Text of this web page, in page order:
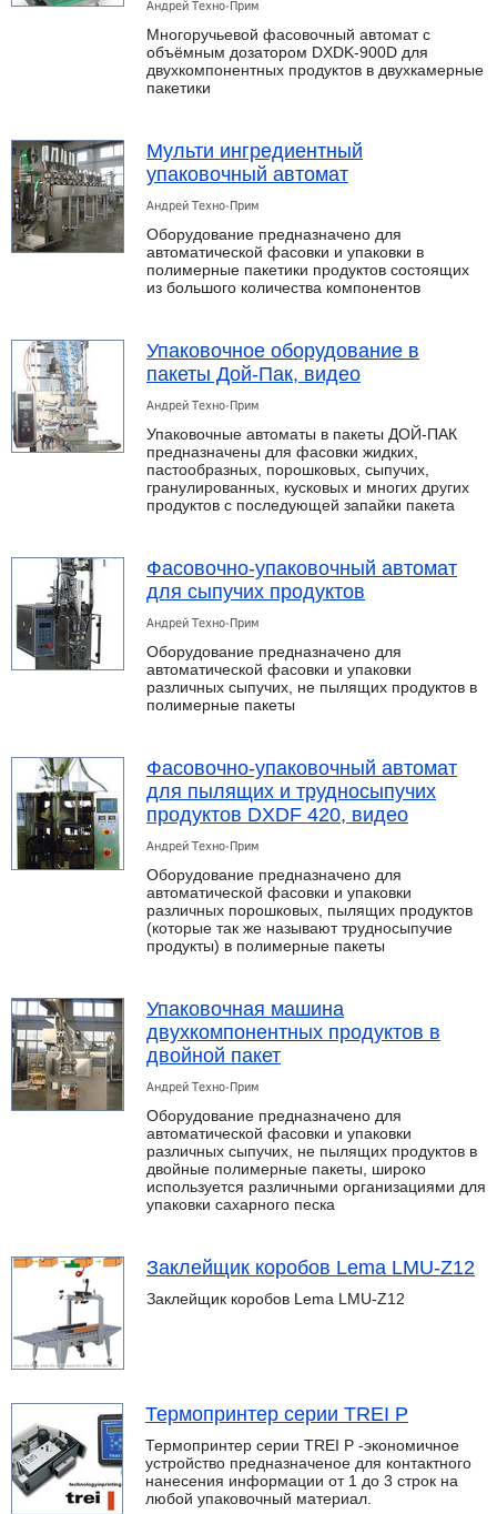
Андрей Техно-Прим
Многоручьевой фасовочный автомат с
объёмным дозатором DXDK-900D для
двухкомпонентных продуктов в двухкамерные
пакетики
Мульти ингредиентный
упаковочный автомат
Андрей Техно-Прим
Оборудование предназначено для
автоматической фасовки и упаковки в
полимерные пакетики продуктов состоящих
из большого количества компонентов
Упаковочное оборудование в
пакеты Дой-Пак, видео
Андрей Техно-Прим
Упаковочные автоматы в пакеты ДОЙ-ПАК
предназначены для фасовки жидких,
пастообразных, порошковых, сыпучих,
гранулированных, кусковых и многих других
продуктов с последующей запайки пакета
Фасовочно-упаковочный автомат
для сыпучих продуктов
Андрей Техно-Прим
Оборудование предназначено для
автоматической фасовки и упаковки
различных сыпучих, не пылящих продуктов в
полимерные пакеты
Фасовочно-упаковочный автомат
для пылящих и трудносыпучих
продуктов DXDF 420, видео
Андрей Техно-Прим
Оборудование предназначено для
автоматической фасовки и упаковки
различных порошковых, пылящих продуктов
(которые так же называют трудносыпучие
продукты) в полимерные пакеты
Упаковочная машина
двухкомпонентных продуктов в
двойной пакет
Андрей Техно-Прим
Оборудование предназначено для
автоматической фасовки и упаковки
различных сыпучих, не пылящих продуктов в
двойные полимерные пакеты, широко
используется различными организациями для
упаковки сахарного песка
Заклейщик коробов Lema LMU-Z12
Заклейщик коробов Lema LMU-Z12
Термопринтер серии TREI P
Термопринтер серии TREI P -экономичное
устройство предназначеное для контактного
нанесения информации от 1 до 3 строк на
любой упаковочный материал.